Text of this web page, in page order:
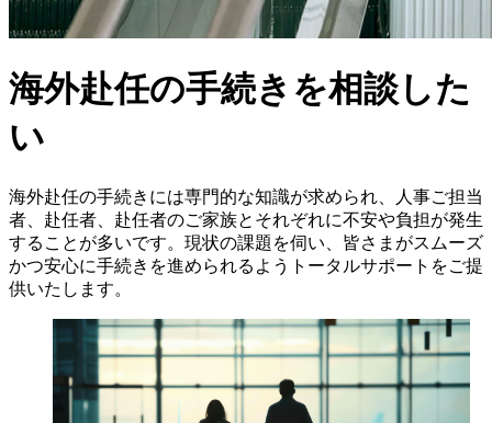
海外赴任の手続きを相談した
い
海外赴任の手続きには専門的な知識が求められ、人事ご担当
者、赴任者、赴任者のご家族とそれぞれに不安や負担が発生
することが多いです。現状の課題を伺い、皆さまがスムーズ
かつ安心に手続きを進められるようトータルサポートをご提
供いたします。